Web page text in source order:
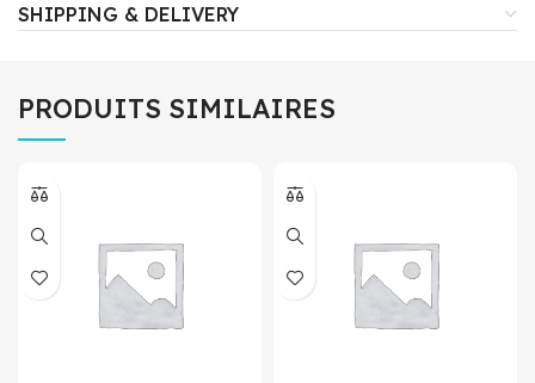
SHIPPING & DELIVERY
PRODUITS SIMILAIRES